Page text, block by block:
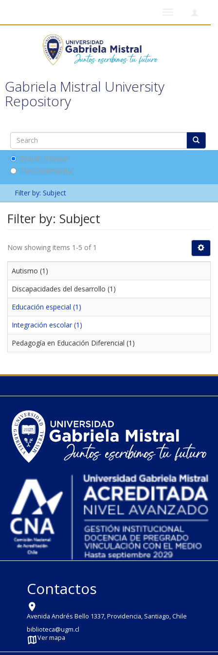
Gabriela Mistral University
Repository
Search DSpace
This Community
Filter by: Subject
Filter by: Subject
Now showing items 1-5 of 1
Autismo (1)
Discapacidades del desarrollo (1)
Educación especial (1)
Integración escolar (1)
Pedagogía en Educación Diferencial (1)
Contactos
Avenida Andrés Bello 1337, Providencia, Santiago, Chile
biblioteca@ugm.cl
Ver mapa